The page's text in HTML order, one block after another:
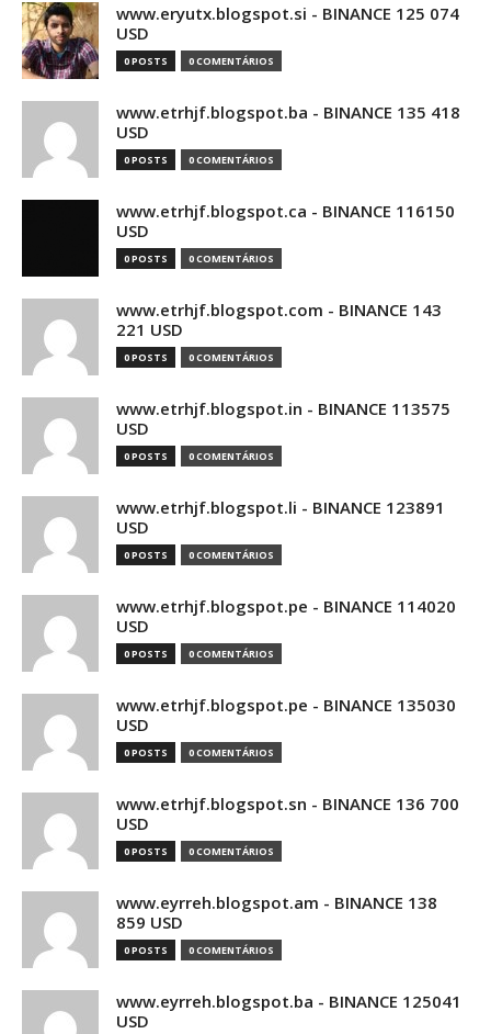
www.eryutx.blogspot.si - BINANCE 125 074
USD
0 POSTS 0 COMENTÁRIOS
www.etrhjf.blogspot.ba - BINANCE 135 418
USD
0 POSTS 0 COMENTÁRIOS
www.etrhjf.blogspot.ca - BINANCE 116150
USD
0 POSTS 0 COMENTÁRIOS
www.etrhjf.blogspot.com - BINANCE 143
221 USD
0 POSTS 0 COMENTÁRIOS
www.etrhjf.blogspot.in - BINANCE 113575
USD
0 POSTS 0 COMENTÁRIOS
www.etrhjf.blogspot.li - BINANCE 123891
USD
0 POSTS 0 COMENTÁRIOS
www.etrhjf.blogspot.pe - BINANCE 114020
USD
0 POSTS 0 COMENTÁRIOS
www.etrhjf.blogspot.pe - BINANCE 135030
USD
0 POSTS 0 COMENTÁRIOS
www.etrhjf.blogspot.sn - BINANCE 136 700
USD
0 POSTS 0 COMENTÁRIOS
www.eyrreh.blogspot.am - BINANCE 138
859 USD
0 POSTS 0 COMENTÁRIOS
www.eyrreh.blogspot.ba - BINANCE 125041
USD